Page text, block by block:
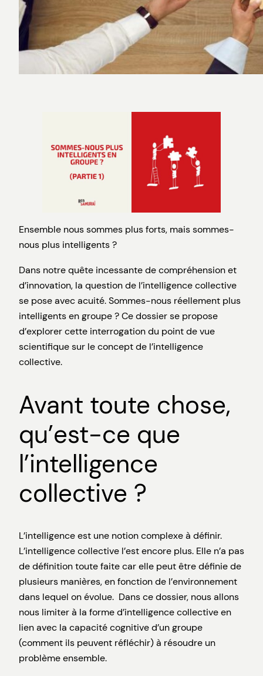
Ensemble nous sommes plus forts, mais sommes-
nous plus intelligents ?
Dans notre quête incessante de compréhension et
d’innovation, la question de l’intelligence collective
se pose avec acuité. Sommes-nous réellement plus
intelligents en groupe ? Ce dossier se propose
d’explorer cette interrogation du point de vue
scientifique sur le concept de l’intelligence
collective.
Avant toute chose,
qu’est-ce que
l’intelligence
collective ?
L’intelligence est une notion complexe à définir.
L’intelligence collective l’est encore plus. Elle n’a pas
de définition toute faite car elle peut être définie de
plusieurs manières, en fonction de l’environnement
dans lequel on évolue. Dans ce dossier, nous allons
nous limiter à la forme d’intelligence collective en
lien avec la capacité cognitive d’un groupe
(comment ils peuvent réfléchir) à résoudre un
problème ensemble.